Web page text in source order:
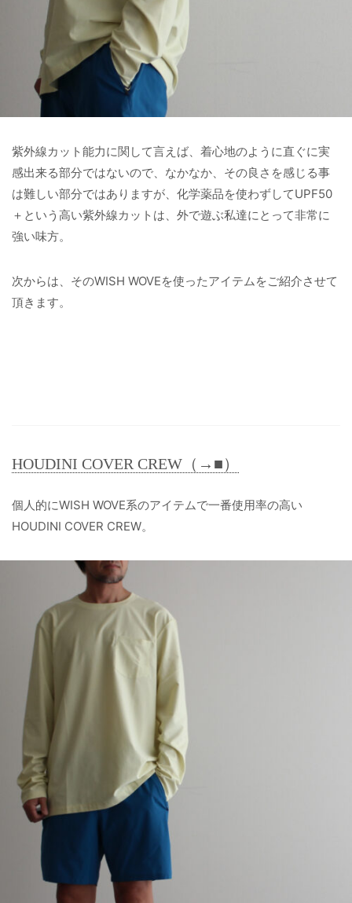
紫外線カット能力に関して言えば、着心地のように直ぐに実
感出来る部分ではないので、なかなか、その良さを感じる事
は難しい部分ではありますが、化学薬品を使わずしてUPF50
＋という高い紫外線カットは、外で遊ぶ私達にとって非常に
強い味方。
次からは、そのWISH WOVEを使ったアイテムをご紹介させて
頂きます。
HOUDINI COVER CREW（→■）
個人的にWISH WOVE系のアイテムで一番使用率の高い
HOUDINI COVER CREW。